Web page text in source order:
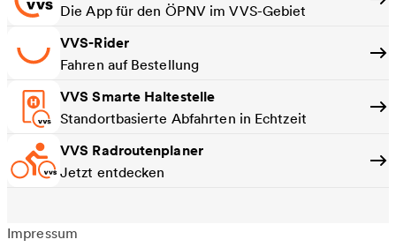
Die App für den ÖPNV im VVS-Gebiet
VVS-Rider
Fahren auf Bestellung
VVS Smarte Haltestelle
Standortbasierte Abfahrten in Echtzeit
VVS Radroutenplaner
Jetzt entdecken
Impressum